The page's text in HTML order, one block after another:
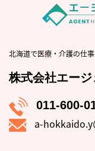
北海道で医療・介護の仕
株式会社エー
011-600-
a-